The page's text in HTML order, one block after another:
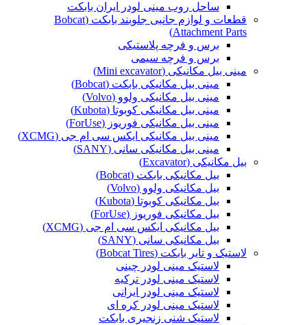
ساحل روب مینی لودر ایران بابکت
قطعات و لوازم جانبی جلوبند بابکت (Bobcat
Attachment Parts)
برس و فرچه پلاستیکی
برس و فرچه سیمی
مینی بیل مکانیکی (Mini excavator)
مینی بیل مکانیکی بابکت (Bobcat)
مینی بیل مکانیکی ولوو (Volvo)
مینی بیل مکانیکی کوبوتا (Kubota)
مینی بیل مکانیکی فوریوز (ForUse)
مینی بیل مکانیکی ایکس سی ام جی (XCMG)
مینی بیل مکانیکی سانی (SANY)
بیل مکانیکی (Excavator)
بیل مکانیکی بابکت (Bobcat)
بیل مکانیکی ولوو (Volvo)
بیل مکانیکی کوبوتا (Kubota)
بیل مکانیکی فوریوز (ForUse)
بیل مکانیکی ایکس سی ام جی (XCMG)
بیل مکانیکی سانی (SANY)
لاستیک و تایر بابکت (Bobcat Tires)
لاستیک مینی لودر چینی
لاستیک مینی لودر ترکیه
لاستیک مینی لودر ایرانی
لاستیک مینی لودر کره ای
لاستیک شنی زنجیری بابکت